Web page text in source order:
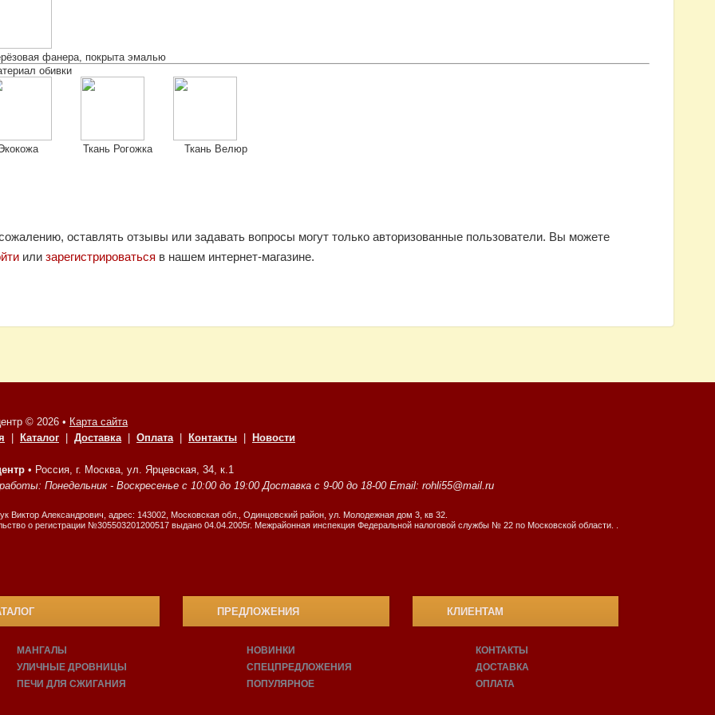
фанера, покрыта эмалью
обивки
Ткань Рогожка Ткань Велюр
оставлять отзывы или задавать вопросы могут только авторизованные пользователи. Вы можете
или зарегистрироваться в нашем интернет-магазине.
© 2026 • Карта сайта
Каталог Доставка| Оплата| Контакты Новости
• Россия, г. Москва, ул. Ярцевская, 34, к.1
Понедельник - Воскресенье с 10:00 до 19:00 Доставка с 9-00 до 18-00 Email: rohli55@mail.ru
Виктор Александрович, адрес: 143002, Московская обл., Одинцовский район, ул. Молодежная дом 3, кв 32.
о регистрации №305503201200517 выдано 04.04.2005г. Межрайонная инспекция Федеральной налоговой службы № 22 по Московской области. .
МАНГАЛЫ
УЛИЧНЫЕ ДРОВНИЦЫ
ПЕЧИ ДЛЯ СЖИГАНИЯ
ПРЕДЛОЖЕНИЯ
НОВИНКИ
СПЕЦПРЕДЛОЖЕНИЯ
ПОПУЛЯРНОЕ
КЛИЕНТАМ
КОНТАКТЫ
ДОСТАВКА
ОПЛАТА